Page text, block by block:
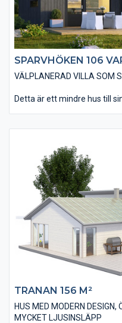
SPARVHÖKEN 106
VÄLPLANERAD VILLA SOM
Detta är ett mindre hus till
Materialvalen in- och
Den smarta planlösningen
önska sig. Vardagsrummet
matplats med tre stora
att öppna upp innertaket till
för att få ännu mer känsla
tilltagna sovrum, ett
TRANAN 156 M²
HUS MED MODERN DESIGN,
MYCKET LJUSINSLÄPP